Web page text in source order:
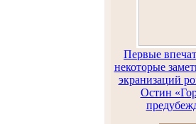
Первые
некоторые
экранизаций
Остин